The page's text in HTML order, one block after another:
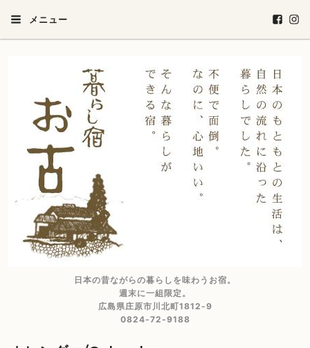
メニュー
日本の昔ながらの暮らしを味わうお宿。
週末に一組限定。
広島県庄原市川北町1812-9
0824-72-9188